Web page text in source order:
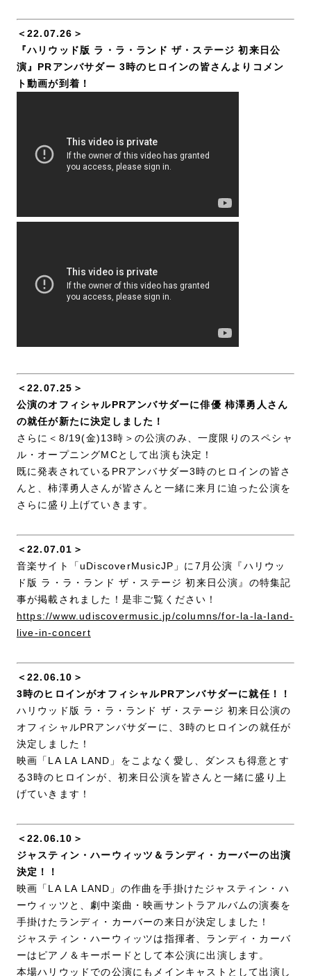
＜22.07.26＞
『ハリウッド版 ラ・ラ・ランド ザ・ステージ 初来日公
演』PRアンバサダー 3時のヒロインの皆さんよりコメン
ト動画が到着！
＜22.07.25＞
公演のオフィシャルPRアンバサダーに俳優 柿澤勇人さん
の就任が新たに決定しました！
さらに＜8/19(金)13時＞の公演のみ、一度限りのスペシャ
ル・オープニングMCとして出演も決定！
既に発表されているPRアンバサダー3時のヒロインの皆さ
んと、柿澤勇人さんが皆さんと一緒に来月に迫った公演を
さらに盛り上げていきます。
＜22.07.01＞
音楽サイト「uDiscoverMusicJP」に7月公演『ハリウッ
ド版 ラ・ラ・ランド ザ・ステージ 初来日公演』の特集記
事が掲載されました！是非ご覧ください！
https://www.udiscovermusic.jp/columns/for-la-la-land-
live-in-concert
＜22.06.10＞
3時のヒロインがオフィシャルPRアンバサダーに就任！！
ハリウッド版 ラ・ラ・ランド ザ・ステージ 初来日公演の
オフィシャルPRアンバサダーに、3時のヒロインの就任が
決定しました！
映画「LA LA LAND」をこよなく愛し、ダンスも得意とす
る3時のヒロインが、初来日公演を皆さんと一緒に盛り上
げていきます！
＜22.06.10＞
ジャスティン・ハーウィッツ＆ランディ・カーバーの出演
決定！！
映画「LA LA LAND」の作曲を手掛けたジャスティン・ハ
ーウィッツと、劇中楽曲・映画サントラアルバムの演奏を
手掛けたランディ・カーバーの来日が決定しました！
ジャスティン・ハーウィッツは指揮者、ランディ・カーバ
ーはピアノ＆キーボードとして本公演に出演します。
本場ハリウッドでの公演にもメインキャストとして出演し